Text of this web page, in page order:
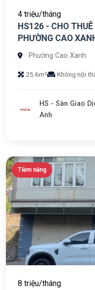
4 triệu/tháng
HS126 - CHO
PHƯỜNG CAO
Phường Cao Xanh
25.6m² Không nội
HS - Sàn Giao
Anh
Tiềm năng
8 triệu/tháng